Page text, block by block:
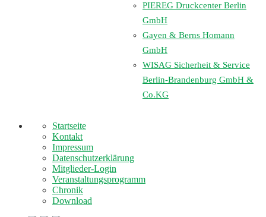
PIEREG Druckcenter Berlin
GmbH
Gayen & Berns Homann
GmbH
WISAG Sicherheit & Service
Berlin-Brandenburg GmbH &
Co.KG
Startseite
Kontakt
Impressum
Datenschutzerklärung
Mitglieder-Login
Veranstaltungsprogramm
Chronik
Download